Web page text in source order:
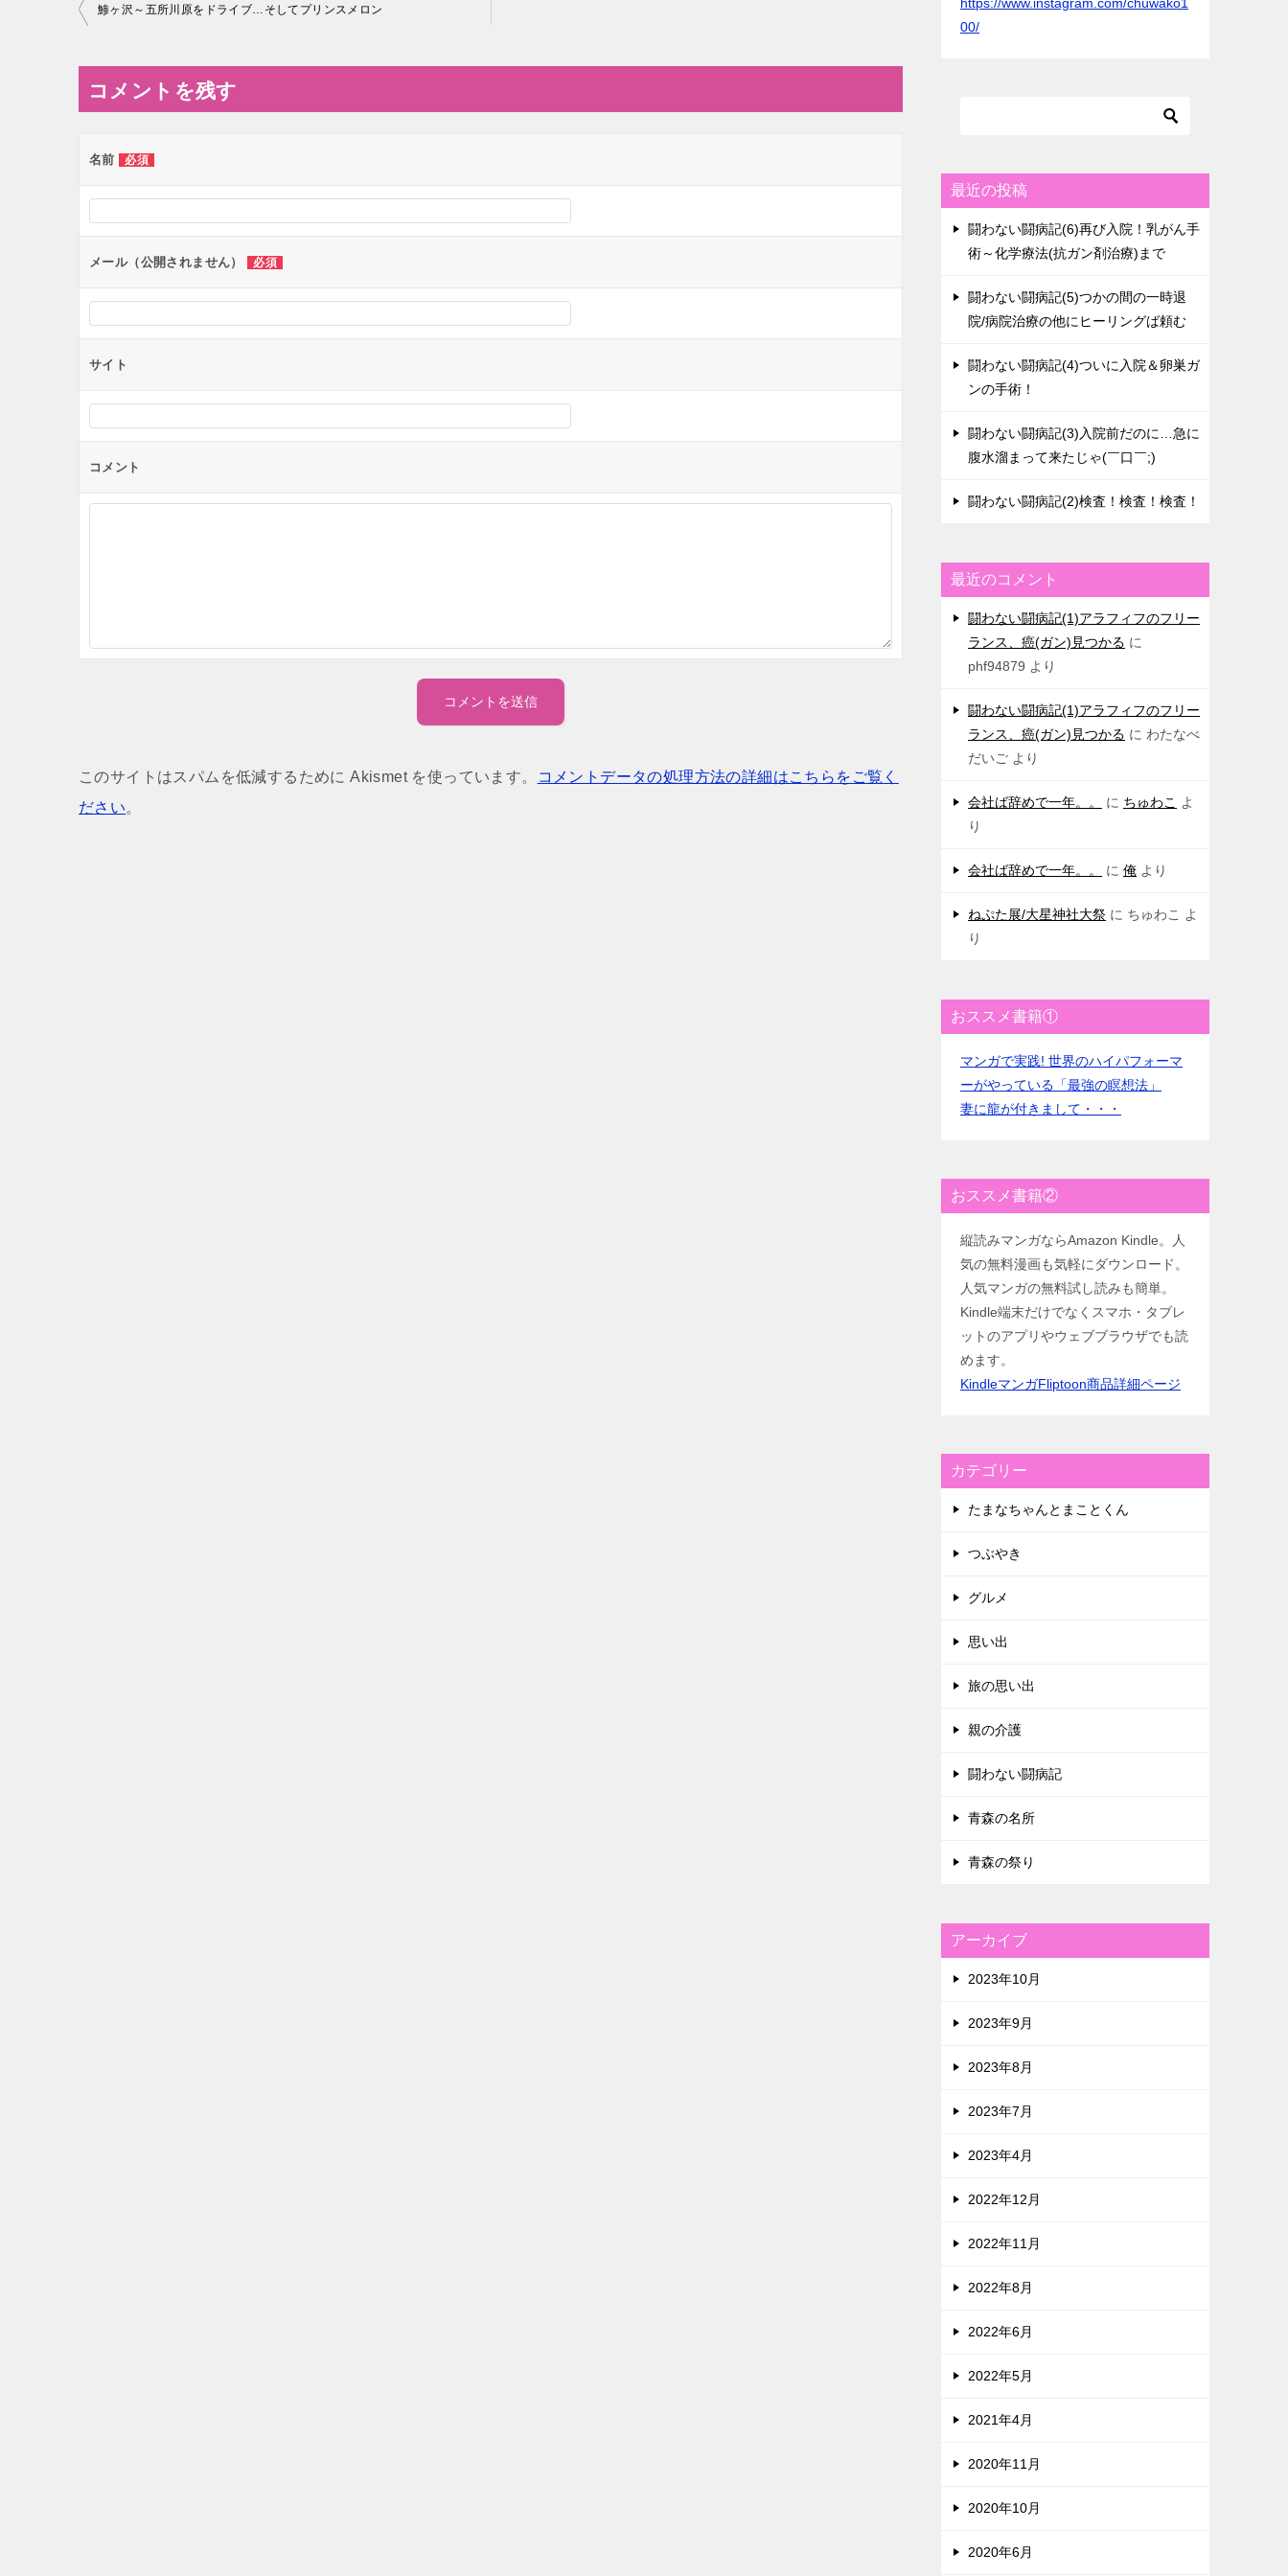
投
ナ
ビ
ー
ョ
ン
鯵ヶ沢～五所川原をドライブ…そしてプリンスメロン
コメントを残す
名前 必須
メール（公開されません） 必須
サイト
コメント
このサイトはスパムを低減するために Akismet を使っています。
コメントデータの処理方法の詳細はこちらをご覧く
ださい。
00/
最近の投稿
闘わない闘病記(6)再び入院！乳がん手
術～化学療法(抗ガン剤治療)まで
闘わない闘病記(5)つかの間の一時退
院/病院治療の他にヒーリングば頼む
闘わない闘病記(4)ついに入院＆卵巣ガ
ンの手術！
闘わない闘病記(3)入院前だのに…急に
腹水溜まって来たじゃ(￣口￣;)
闘わない闘病記(2)検査！検査！検査！
最近のコメント
闘わない闘病記(1)アラフィフのフリー
ランス、癌(ガン)見つかる に
phf94879 より
闘わない闘病記(1)アラフィフのフリー
ランス、癌(ガン)見つかる に わたなべ
だいご より
会社ば辞めで一年。。 に ちゅわこ
よ
り
会社ば辞めで一年。。 に 俺 より
ねぷた展/大星神社大祭 に ちゅわこ
よ
り
おススメ書籍①
マンガで実践! 世界のハイパフォーマ
ーがやっている「最強の瞑想法」
妻に龍が付きまして・・・
おススメ書籍②
縦読みマンガならAmazon Kindle。人
気の無料漫画も気軽にダウンロード。
人気マンガの無料試し読みも簡単。
Kindle端末だけでなくスマホ・タブレ
ットのアプリやウェブブラウザでも読
めます。
KindleマンガFliptoon商品詳細ページ
カテゴリー
たまなちゃんとまことくん
つぶやき
グルメ
思い出
旅の思い出
親の介護
闘わない闘病記
青森の名所
青森の祭り
アーカイブ
2023年10月
2023年9月
2023年8月
2023年7月
2023年4月
2022年12月
2022年11月
2022年8月
2022年6月
2022年5月
2021年4月
2020年11月
2020年10月
2020年6月